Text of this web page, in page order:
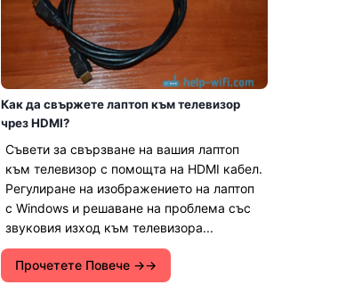
Как да свържете лаптоп към телевизор
чрез HDMI?
Съвети за свързване на вашия лаптоп
към телевизор с помощта на HDMI кабел.
Регулиране на изображението на лаптоп
с Windows и решаване на проблема със
звуковия изход към телевизора...
Прочетете Повече →